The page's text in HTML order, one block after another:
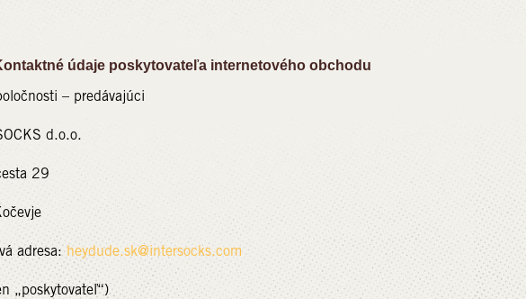
údaje poskytovateľa internetového obchodu
– predávajúci
d.o.o.
29
adresa:heydude.sk@intersocks.com
„poskytovateľ“)